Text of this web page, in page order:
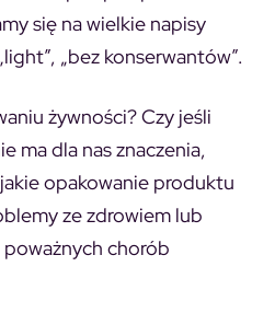
się na wielkie napisy
„bez konserwantów”.
żywności? Czy jeśli
ma dla nas znaczenia,
opakowanie produktu
ze zdrowiem lub
chorób